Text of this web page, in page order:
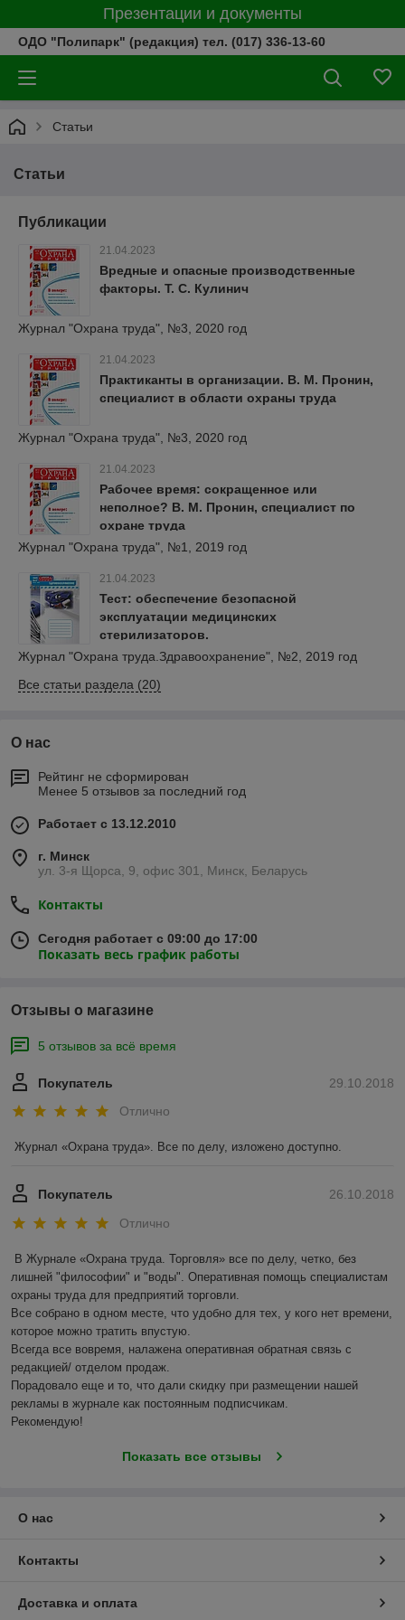
Презентации и документы
ОДО "Полипарк" (редакция) тел. (017) 336-13-60
Статьи
Статьи
Публикации
21.04.2023
Вредные и опасные производственные
факторы. Т. С. Кулинич
Журнал "Охрана труда", №3, 2020 год
21.04.2023
Практиканты в организации. В. М. Пронин,
специалист в области охраны труда
Журнал "Охрана труда", №3, 2020 год
21.04.2023
Рабочее время: сокращенное или
неполное? В. М. Пронин, специалист по
охране труда
Журнал "Охрана труда", №1, 2019 год
21.04.2023
Тест: обеспечение безопасной
эксплуатации медицинских
стерилизаторов.
Журнал "Охрана труда.Здравоохранение", №2, 2019 год
Все статьи раздела (20)
О нас
Рейтинг не сформирован
Менее 5 отзывов за последний год
Работает с 13.12.2010
г. Минск
ул. 3-я Щорса, 9, офис 301, Минск, Беларусь
Контакты
Сегодня работает с 09:00 до 17:00
Показать весь график работы
Отзывы о магазине
5 отзывов за всё время
29.10.2018
Покупатель
Отлично
Журнал «Охрана труда». Все по делу, изложено доступно.
26.10.2018
Покупатель
Отлично
В Журнале «Охрана труда. Торговля» все по делу, четко, без
лишней "философии" и "воды". Оперативная помощь специалистам
охраны труда для предприятий торговли.
Все собрано в одном месте, что удобно для тех, у кого нет времени,
которое можно тратить впустую.
Всегда все вовремя, налажена оперативная обратная связь с
редакцией/ отделом продаж.
Порадовало еще и то, что дали скидку при размещении нашей
рекламы в журнале как постоянным подписчикам.
Рекомендую!
Показать все отзывы
О нас
Контакты
Доставка и оплата